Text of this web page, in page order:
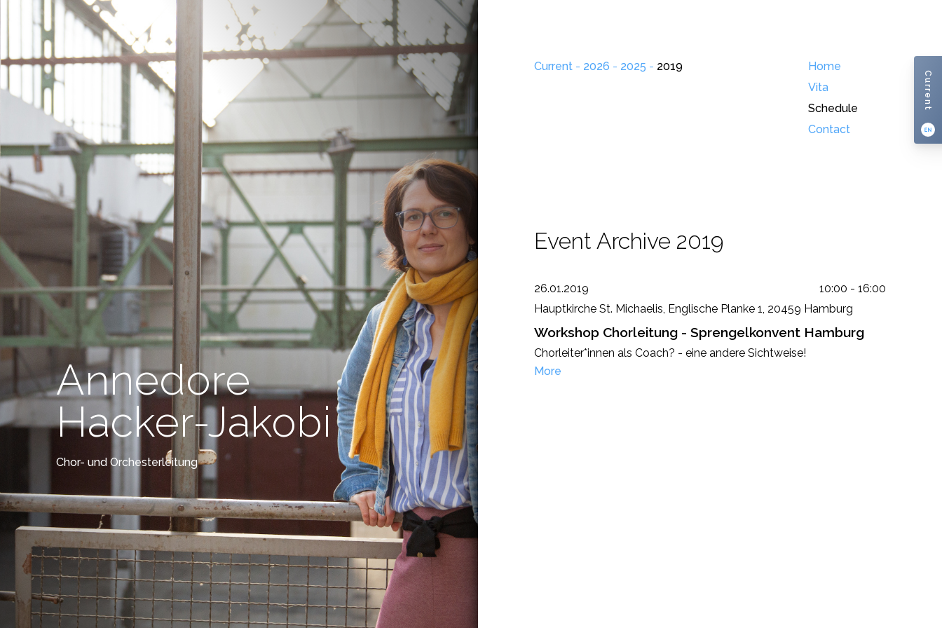
Annedore
Hacker-Jakobi
Chor- und Orchesterleitung
Current - 2026 - 2025 - 2019
Home
Vita
Schedule
Contact
Current
Event Archive 2019
26.01.2019
10:00 - 16:00
Hauptkirche St. Michaelis, Englische Planke 1, 20459 Hamburg
Workshop Chorleitung - Sprengelkonvent Hamburg
Chorleiter*innen als Coach? - eine andere Sichtweise!
More